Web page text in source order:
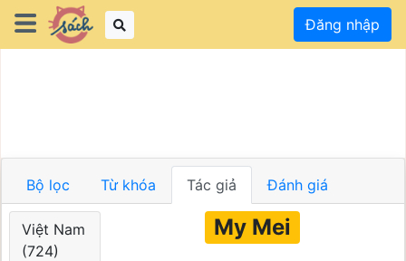
Đăng nhập
Bộ lọc Từ khóa Tác giả Đánh giá
Việt Nam
(724)
My Mei